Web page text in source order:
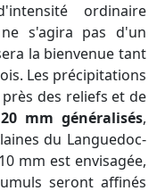
ordinaire
s'agira pas d'un
la bienvenue tant
Les précipitations
des reliefs et de
mm généralisés,
du Languedoc-
mm est envisagée,
seront affinés